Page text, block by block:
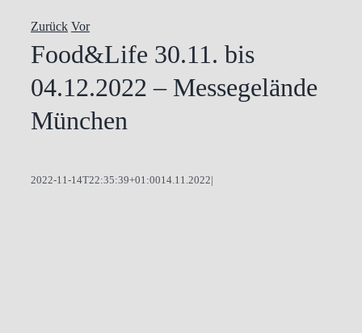
Zurück Vor
Food&Life 30.11. bis
04.12.2022 – Messegelände
München
2022-11-14T22:35:39+01:0014.11.2022|